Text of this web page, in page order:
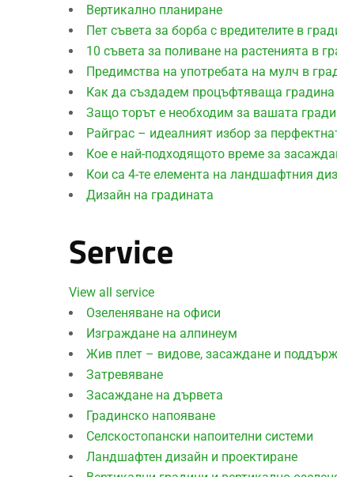
Вертикално планиране
Пет съвета за борба с вредителите в
10 съвета за поливане на растенията в
Предимства на употребата на мулч в
Как да създадем процъфтяваща градина
Защо торът е необходим за вашата
Райграс – идеалният избор за
Кое е най-подходящото време за
Кои са 4-те елемента на ландшафтния
Дизайн на градината
Service
View all service
Озеленяване на офиси
Изграждане на алпинеум
Жив плет – видове, засаждане и
Затревяване
Засаждане на дървета
Градинско напояване
Селскостопански напоителни системи
Ландшафтен дизайн и проектиране